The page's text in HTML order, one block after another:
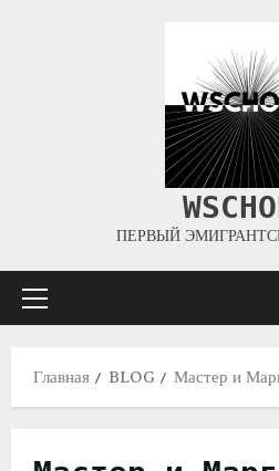
ПЕРВЫЙ
Главная BLOG Мастер и